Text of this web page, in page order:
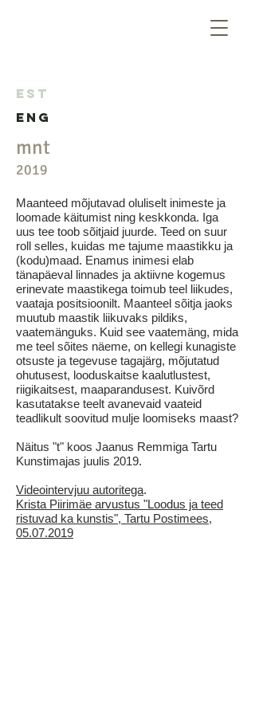
EST
ENG
mnt
2019
Maanteed mõjutavad oluliselt inimeste ja
loomade käitumist ning keskkonda. Iga
uus tee toob sõitjaid juurde. Teed on suur
roll selles, kuidas me tajume maastikku ja
(kodu)maad. Enamus inimesi elab
tänapäeval linnades ja aktiivne kogemus
erinevate maastikega toimub teel liikudes,
vaataja positsioonilt. Maanteel sõitja jaoks
muutub maastik liikuvaks pildiks,
vaatemänguks. Kuid see vaatemäng, mida
me teel sõites näeme, on kellegi kunagiste
otsuste ja tegevuse tagajärg, mõjutatud
ohutusest, looduskaitse kaalutlustest,
riigikaitsest, maaparandusest. Kuivõrd
kasutatakse teelt avanevaid vaateid
teadlikult soovitud mulje loomiseks maast?
Näitus "t" koos Jaanus Remmiga Tartu
Kunstimajas juulis 2019.
Videointervjuu autoritega.
Krista Piirimäe arvustus "Loodus ja teed
ristuvad ka kunstis", Tartu Postimees,
05.07.2019